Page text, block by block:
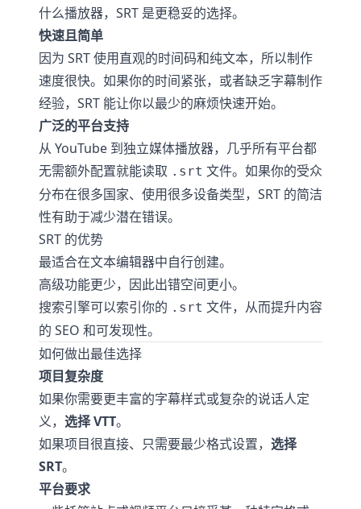
什么播放器，SRT 是更稳妥的选择。
快速且简单
因为 SRT 使用直观的时间码和纯文本，所以制作
速度很快。如果你的时间紧张，或者缺乏字幕制作
经验，SRT 能让你以最少的麻烦快速开始。
广泛的平台支持
从 YouTube 到独立媒体播放器，几乎所有平台都
无需额外配置就能读取 .srt 文件。如果你的受众
分布在很多国家、使用很多设备类型，SRT 的简洁
性有助于减少潜在错误。
SRT 的优势
最适合在文本编辑器中自行创建。
高级功能更少，因此出错空间更小。
搜索引擎可以索引你的 .srt 文件，从而提升内容
的 SEO 和可发现性。
如何做出最佳选择
项目复杂度
如果你需要更丰富的字幕样式或复杂的说话人定
义， 选择 VTT。
如果项目很直接、只需要最少格式设置， 选择
SRT。
平台要求